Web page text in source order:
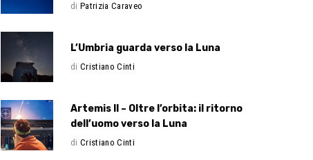
di Patrizia Caraveo
L’Umbria guarda verso la Luna
di Cristiano Cinti
Artemis II – Oltre l’orbita: il ritorno
dell’uomo verso la Luna
di Cristiano Cinti